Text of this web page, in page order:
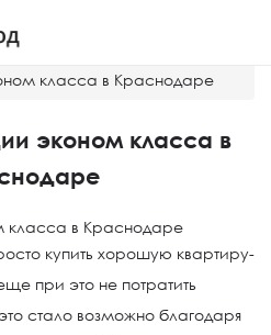
класса в Краснодаре
эконом класса в
купить хорошую квартиру-
при это не потратить
стало возможно благодаря